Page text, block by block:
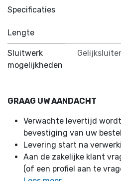
Specificaties
Lengte
Sluitwerk
mogelijkheden
GRAAG UW AANDACHT
Verwachte levertijd
bevestiging van uw
Levering start na
Aan de zakelijke klant
(of een profiel aan te